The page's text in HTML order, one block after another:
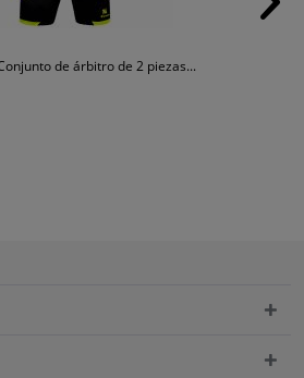
de árbitro de 2 piezas...